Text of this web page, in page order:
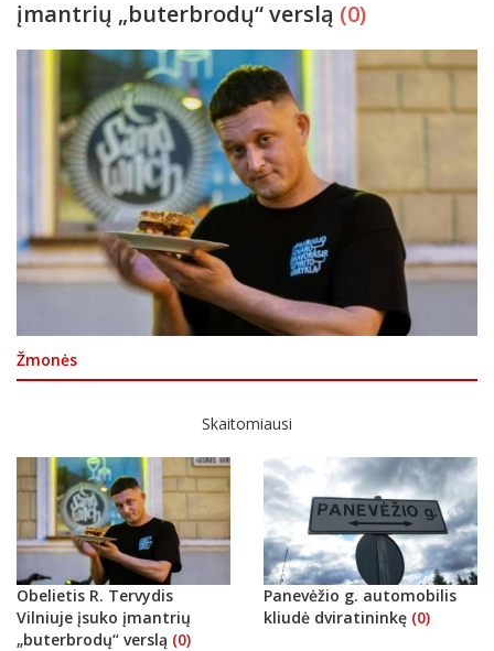
įmantrių „buterbrodų“ verslą (0)
Žmonės
Skaitomiausi
Obelietis R. Tervydis
Vilniuje įsuko įmantrių
„buterbrodų“ verslą (0)
Panevėžio g. automobilis
kliudė dviratininkę (0)